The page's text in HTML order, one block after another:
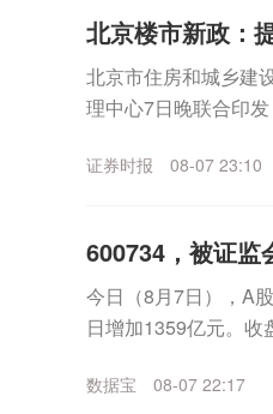
北京楼市新政：
北京市住房和城乡建
理中心7日晚联合印
证券时报 08-07 23:10
600734，被证监
今日（8月7日），A
日增加1359亿元。
数据宝 08-07 22:17